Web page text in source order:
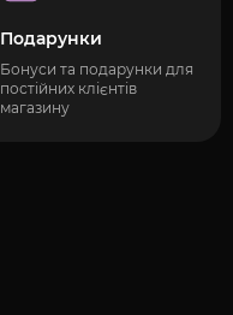
Подарунки
Бонуси та подарунки для
постійних клієнтів
магазину